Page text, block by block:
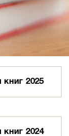
2025
2024